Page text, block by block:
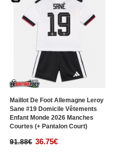
Maillot De Foot Allemagne Leroy
Sane #19 Domicile Vêtements
Enfant Monde 2026 Manches
Courtes (+ Pantalon Court)
91.88€ 36.75€